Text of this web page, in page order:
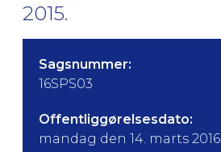
2015.
Sagsnummer:
16SPS03
Offentliggørelsesdato:
mandag den 14. marts 2016